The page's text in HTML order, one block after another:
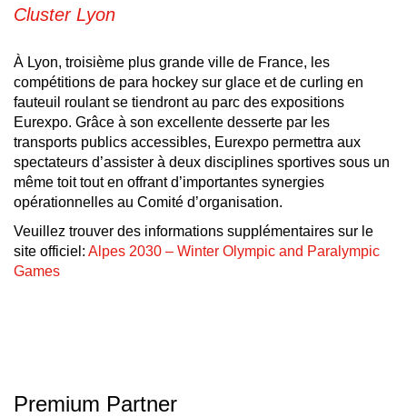
Cluster Lyon
À Lyon, troisième plus grande ville de France, les
compétitions de para hockey sur glace et de curling en
fauteuil roulant se tiendront au parc des expositions
Eurexpo. Grâce à son excellente desserte par les
transports publics accessibles, Eurexpo permettra aux
spectateurs d’assister à deux disciplines sportives sous un
même toit tout en offrant d’importantes synergies
opérationnelles au Comité d’organisation.
Veuillez trouver des informations supplémentaires sur le
site officiel: Alpes 2030 – Winter Olympic and Paralympic
Games
Premium Partner